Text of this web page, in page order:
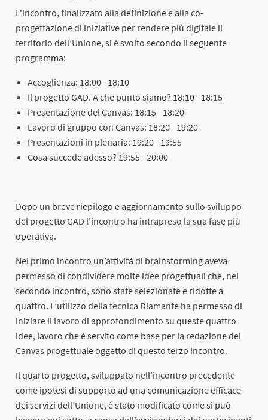
L'incontro, finalizzato alla definizione e alla co-
progettazione di iniziative per rendere più digitale il
territorio dell’Unione, si è svolto secondo il seguente
programma:
Accoglienza: 18:00 - 18:10
Il progetto GAD. A che punto siamo? 18:10 - 18:15
Presentazione del Canvas: 18:15 - 18:20
Lavoro di gruppo con Canvas: 18:20 - 19:20
Presentazioni in plenaria: 19:20 - 19:55
Cosa succede adesso? 19:55 - 20:00
Dopo un breve riepilogo e aggiornamento sullo sviluppo
del progetto GAD l’incontro ha intrapreso la sua fase più
operativa.
Nel primo incontro un’attività di brainstorming aveva
permesso di condividere molte idee progettuali che, nel
secondo incontro, sono state selezionate e ridotte a
quattro. L’utilizzo della tecnica Diamante ha permesso di
iniziare il lavoro di approfondimento su queste quattro
idee, lavoro che è servito come base per la redazione del
Canvas progettuale oggetto di questo terzo incontro.
Il quarto progetto, sviluppato nell’incontro precedente
come ipotesi di supporto ad una comunicazione efficace
dei servizi dell’Unione, è stato modificato come si può